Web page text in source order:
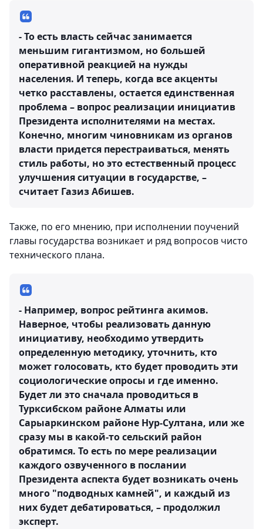
- То есть власть сейчас занимается
меньшим гигантизмом, но большей
оперативной реакцией на нужды
населения. И теперь, когда все акценты
четко расставлены, остается единственная
проблема – вопрос реализации инициатив
Президента исполнителями на местах.
Конечно, многим чиновникам из органов
власти придется перестраиваться, менять
стиль работы, но это естественный процесс
улучшения ситуации в государстве, –
считает Газиз Абишев.
Также, по его мнению, при исполнении поучений
главы государства возникает и ряд вопросов чисто
технического плана.
- Например, вопрос рейтинга акимов.
Наверное, чтобы реализовать данную
инициативу, необходимо утвердить
определенную методику, уточнить, кто
может голосовать, кто будет проводить эти
социологические опросы и где именно.
Будет ли это сначала проводиться в
Турксибском районе Алматы или
Сарыаркинском районе Нур-Султана, или же
сразу мы в какой-то сельский район
обратимся. То есть по мере реализации
каждого озвученного в послании
Президента аспекта будет возникать очень
много "подводных камней", и каждый из
них будет дебатироваться, – продолжил
эксперт.